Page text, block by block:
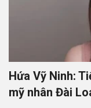
Hứa Vỹ Ninh:
mỹ nhân Đài